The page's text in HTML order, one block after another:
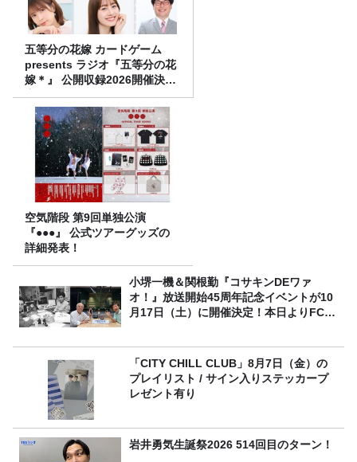
五等分の花嫁 カードゲーム
presents ラジオ『五等分の花
嫁＊』 公開収録2026開催決
定！
空気階段 第9回単独公演
『●●●』 公式ツアーグッズの
詳細発表！
小堺一機＆関根勤『コサキンDEワァ
オ！』放送開始45周年記念イベントが10
月17日（土）に開催決定！本日よりFC先
「CITY CHILL CLUB」8月7日（金）の
プレイリスト / サイン入りステッカープ
レゼント有り
岩井勇気生誕祭2026 514回目のターン！